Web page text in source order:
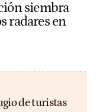
siembra
radares en
de turistas